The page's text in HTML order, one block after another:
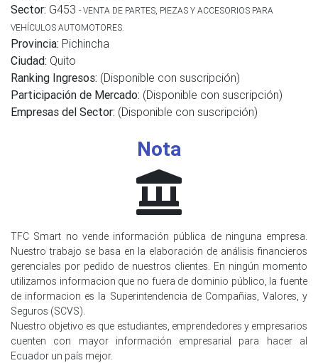
Sector: G453 - VENTA DE PARTES, PIEZAS Y ACCESORIOS PARA
VEHÍCULOS AUTOMOTORES.
Provincia: Pichincha
Ciudad: Quito
Ranking Ingresos: (Disponible con suscripción)
Participación de Mercado: (Disponible con suscripción)
Empresas del Sector: (Disponible con suscripción)
Nota
TFC Smart no vende información pública de ninguna empresa.
Nuestro trabajo se basa en la elaboración de análisis financieros
gerenciales por pedido de nuestros clientes. En ningún momento
utilizamos informacion que no fuera de dominio público, la fuente
de informacion es la Superintendencia de Compañias, Valores, y
Seguros (SCVS).
Nuestro objetivo es que estudiantes, emprendedores y empresarios
cuenten con mayor información empresarial para hacer al
Ecuador un país mejor.